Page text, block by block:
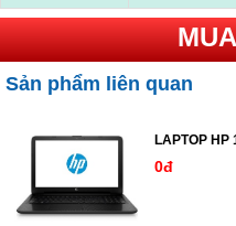
Sản phẩm liên quan
LAPTOP HP
0đ